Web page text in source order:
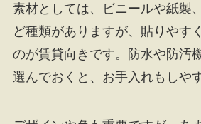
素材としては、ビニールや紙製
ど種類がありますが、貼りやす
のが賃貸向きです。防水や防汚
選んでおくと、お手入れもしや